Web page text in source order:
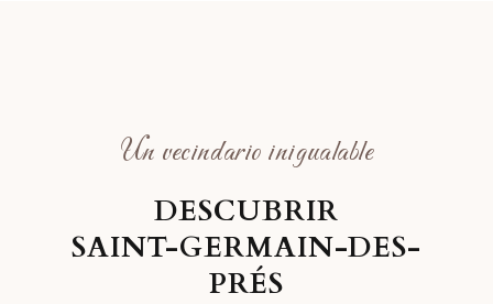
Un vecindario inigualable
DESCUBRIR
SAINT-GERMAIN-DES-
PRÉS